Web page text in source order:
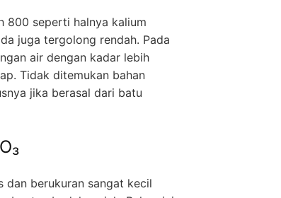
800 seperti halnya kalium
juga tergolong rendah. Pada
air dengan kadar lebih
Tidak ditemukan bahan
jika berasal dari batu
dan berukuran sangat kecil